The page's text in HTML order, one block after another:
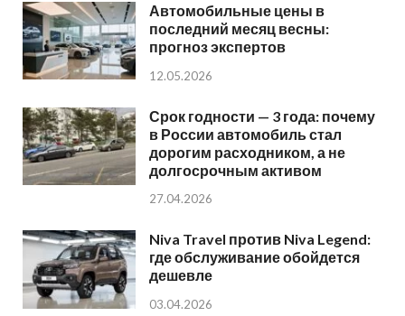
Автомобильные цены в
последний месяц весны:
прогноз экспертов
12.05.2026
Срок годности — 3 года: почему
в России автомобиль стал
дорогим расходником, а не
долгосрочным активом
27.04.2026
Niva Travel против Niva Legend:
где обслуживание обойдется
дешевле
03.04.2026